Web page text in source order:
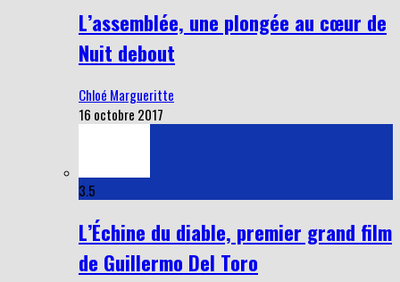
L’assemblée, une plongée au cœur de
Nuit debout
Chloé Margueritte
16 octobre 2017
3.5
L’Échine du diable, premier grand film
de Guillermo Del Toro